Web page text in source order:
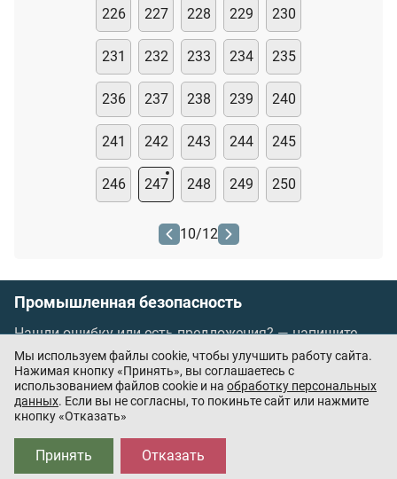
226 227 228 229 230
231 232 233 234 235
236 237 238 239 240
241 242 243 244 245
246 247 248 249 250
10/12
Промышленная безопасность
Нашли ошибку или есть предложения? —напишите
нам
Порядок проведения оплаты по банковским
картам/Цены/Оферта
Приложения партнёров:
Мы используем файлы cookie, чтобы улучшить работу сайта.
Нажимая кнопку «Принять», вы соглашаетесь с
использованием файлов cookie и на обработку персональных
данных. Если вы не согласны, то покиньте сайт или нажмите
кнопку «Отказать»
Отказать
Принять